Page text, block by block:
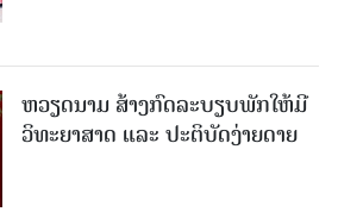
ຫວຽດນາມ ສ້າງກົດລະບຽບພັກໃຫ້ມີ
ວິທະຍາສາດ ແລະ ປະຕິບັດງ່າຍດາຍ